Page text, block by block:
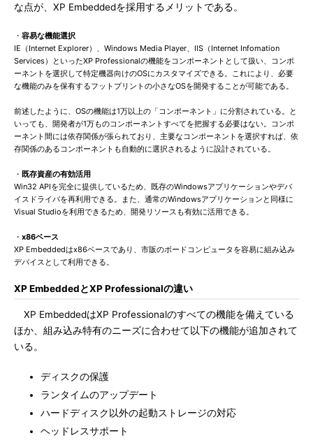
な点が、XP Embeddedを採用するメリットである。
・ 容易な機能選択
IE（Internet Explorer）、Windows Media Player、IIS（Internet Infomation
Services）といったXP Professionalの機能をコンポーネントとして扱い、コンポ
ーネントを選択して特定機器向けのOSにカスタマイズできる。これにより、必要
な機能のみを保有するフットプリントの小さなOSを開発することが可能である。
前述したように、OSの機能は1万以上の「コンポーネント」に分割されている。と
いっても、開発者が1万ものコンポーネントすべてを把握する必要はない。コンポ
ーネント間には依存関係が張られており、主要なコンポーネントを選択すれば、依
存関係のあるコンポーネントも自動的に選択されるように設計されている。
・ 既存資産の有効活用
Win32 APIを完全に提供しているため、既存のWindowsアプリケーションやデバ
イスドライバを再利用できる。また、通常のWindowsアプリケーションと同様に
Visual Studioを利用できるため、開発リソースも有効に活用できる。
・ x86ベース
XP Embeddedはx86ベースであり、市販のボードコンピュータを容易に組み込み
デバイスとして利用できる。
XP EmbeddedとXP Professionalの違い
XP EmbeddedはXP Professionalのすべての機能を備えている
ほか、組み込み特有のニーズに合わせて以下の機能が追加されて
いる。
ディスクの保護
ランタイムのアップデート
ハードディスク以外の起動ストレージの対応
ヘッドレスサポート